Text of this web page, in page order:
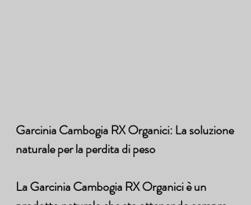
Garcinia Cambogia RX Organici: La soluzione
naturale per la perdita di peso
La Garcinia Cambogia RX Organici è un